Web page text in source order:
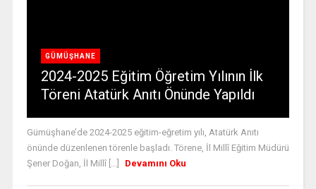
GÜMÜŞHANE
2024-2025 Eğitim Öğretim Yılının İlk
Töreni Atatürk Anıtı Önünde Yapıldı
Gümüşhane’de 2024-2025 eğitim-eğretim yılı, Atatürk Anıtı
önünde düzenlenen törenle başladı. Törene, İl Millî Eğitim Müdürü
Şener Doğan, İl Millî [...]
Devamını Oku